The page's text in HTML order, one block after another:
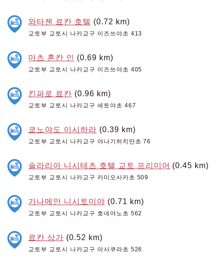
와타젠 료칸 호텔 (0.72 km)
교토부 교토시 나카교구 이즈쓰야초 413
마츠 혼칸 인 (0.69 km)
교토부 교토시 나카교구 이즈쓰야초 405
킨파로 료칸 (0.96 km)
교토부 교토시 나카교구 세토야초 467
쿄노야도 이시하라 (0.39 km)
교토부 교토시 나카교구 야나기하치만초 76
솔라리아 니시테츠 호텔 교토 프리미어 (0.45 km)
교토부 교토시 나카교구 카미오사카초 509
가나메안 니시토미야 (0.71 km)
교토부 교토시 나카교구 호네야노초 562
료칸 상가 (0.52 km)
교토부 교토시 나카교구 아사쿠라초 526